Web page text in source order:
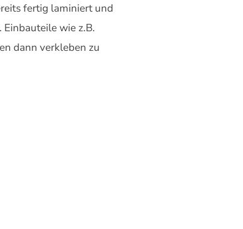
fertig laminiert und
wie z.B.
dann verkleben zu